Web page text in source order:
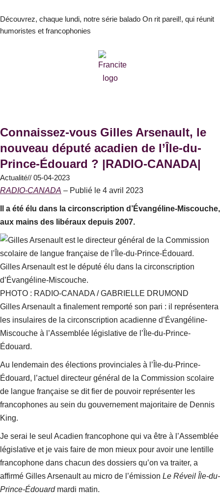
au
contenu
Découvrez, chaque lundi, notre série balado On rit pareil!, qui réunit
humoristes et francophonies
Connaissez-vous Gilles Arsenault, le
nouveau député acadien de l’Île-du-
Prince-Édouard ? |RADIO-CANADA|
Actualité// 05-04-2023
RADIO-CANADA – Publié le 4 avril 2023
Il a été élu dans la circonscription d’Évangéline-Miscouche,
aux mains des libéraux depuis 2007.
Gilles Arsenault est le député élu dans la circonscription
d’Évangéline-Miscouche.
PHOTO : RADIO-CANADA / GABRIELLE DRUMOND
Gilles Arsenault a finalement remporté son pari : il représentera
les insulaires de la circonscription acadienne d’Évangéline-
Miscouche à l’Assemblée législative de l’Île-du-Prince-
Édouard.
Au lendemain des élections provinciales à l’Île-du-Prince-
Édouard, l’actuel directeur général de la Commission scolaire
de langue française se dit fier de pouvoir représenter les
francophones au sein du gouvernement majoritaire de Dennis
King.
Je serai le seul Acadien francophone qui va être à l’Assemblée
législative et je vais faire de mon mieux pour avoir une lentille
francophone dans chacun des dossiers qu’on va traiter, a
affirmé Gilles Arsenault au micro de l’émission Le Réveil Île-du-
Prince-Édouardmardi matin.